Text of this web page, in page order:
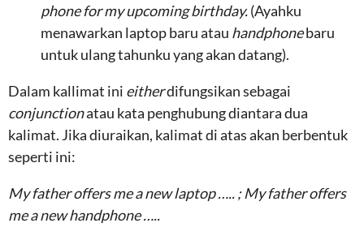
phone for my upcoming birthday.(Ayahku
menawarkan laptop baru atau handphonebaru
untuk ulang tahunku yang akan datang).
Dalam kallimat ini eitherdifungsikan sebagai
conjunctionatau kata penghubung diantara dua
kalimat. Jika diuraikan, kalimat di atas akan berbentuk
seperti ini:
My father offers me a new laptop ….. ; My father offers
me a new handphone …..